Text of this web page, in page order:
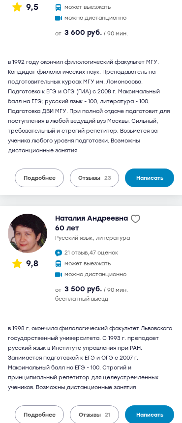
9,5
может выезжать
можно дистанционно
от 3 600 руб. / 90 мин.
в 1992 году окончил филологический факультет МГУ.
Кандидат филологических наук. Преподаватель на
подготовительных курсах МГУ им. Ломоносова.
Подготовка к ЕГЭ и ОГЭ (ГИА) с 2008 г. Максимальный
балл на ЕГЭ: русский язык - 100, литература - 100.
Подготовка ДВИ МГУ. При полной отдаче подготовит для
поступления в любой ведущий вуз Москвы. Сильный,
требовательный и строгий репетитор. Возьмется за
ученика любого уровня подготовки. Возможны
дистанционные занятия
Подробнее Отзывы 23 Написать
9,8
Наталия Андреевна
60 лет
русский язык, литература
21 отзыв,47 оценок
может выезжать
можно дистанционно
от 3 500 руб. / 90 мин.
бесплатный выезд
в 1998 г. окончила филологический факультет Львовского
государственный университета. С 1993 г. преподает
русский язык в Институте управления при РАН.
Занимается подготовкой к ЕГЭ и ОГЭ с 2007 г.
Максимальный балл на ЕГЭ - 100. Строгий и
принципиальный репетитор для целеустремленных
учеников. Возможны дистанционные занятия
Подробнее Отзывы 21 Написать